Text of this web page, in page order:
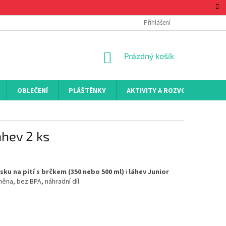
Přihlášení
NÁKUPNÍ
Prázdný košík
OBLEČENÍ PLÁŠTĚNKY AKTIVITY A ROZVOJ
2 ks
na pití s brčkem (350 nebo 500 ml) i láhev Junior
bez BPA, náhradní díl.